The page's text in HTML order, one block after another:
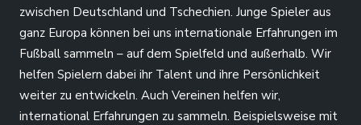
zwischen Deutschland und Tschechien. Junge Spieler aus
ganz Europa können bei uns internationale Erfahrungen im
Fußball sammeln – auf dem Spielfeld und außerhalb. Wir
helfen Spielern dabei ihr Talent und ihre Persönlichkeit
weiter zu entwickeln. Auch Vereinen helfen wir,
international Erfahrungen zu sammeln. Beispielsweise mit